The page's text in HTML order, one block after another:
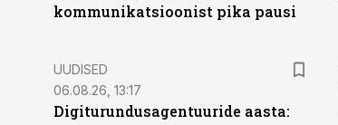
kommunikatsioonist pika pausi
UUDISED
06.08.26, 13:17
Digiturundusagentuuride aasta: